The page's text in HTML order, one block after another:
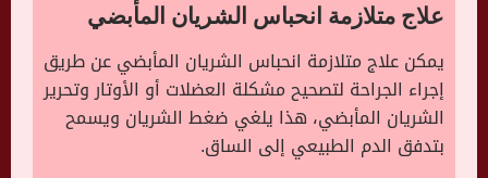
علاج متلازمة انحباس الشريان المأبضي
يمكن علاج متلازمة انحباس الشريان المأبضي عن طريق
إجراء الجراحة لتصحيح مشكلة العضلات أو الأوتار وتحرير
الشريان المأبضي، هذا يلغي ضغط الشريان ويسمح
بتدفق الدم الطبيعي إلى الساق.